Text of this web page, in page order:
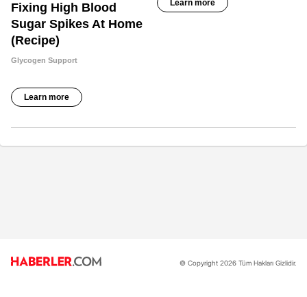
© Copyright 2026 Tüm Hakları Gizlidir.